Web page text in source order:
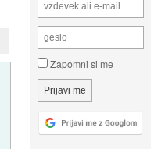
Zapomni si me